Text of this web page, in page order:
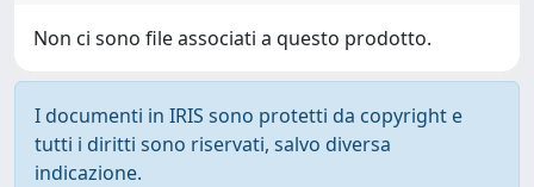
Non ci sono file associati a questo prodotto.
I documenti in IRIS sono protetti da copyright e
tutti i diritti sono riservati, salvo diversa
indicazione.